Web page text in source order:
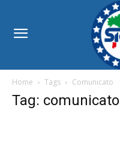
Home Tags Comunicato
Tag: comunicato